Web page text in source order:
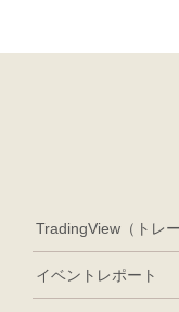
TradingView（トレ
イベントレポート